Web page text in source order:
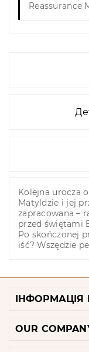
Reassurance
Kolejna urocza
Matyldzie i jej
zapracowana –
przed świętami
Po skończonej
iść? Wszędzie
OUR